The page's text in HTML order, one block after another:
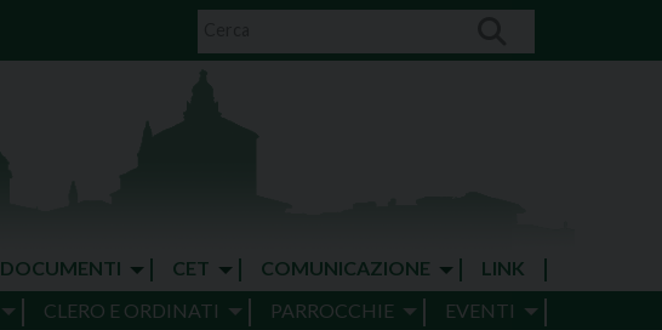
DOCUMENTI CET COMUNICAZIONE
LINK
CLERO E ORDINATI PARROCCHIE EVENTI